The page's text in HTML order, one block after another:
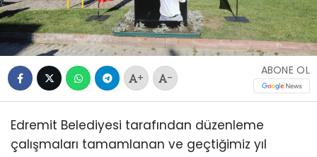
+ -
ABONE OL
Edremit Belediyesi tarafından düzenleme
çalışmaları tamamlanan ve geçtiğimiz yıl